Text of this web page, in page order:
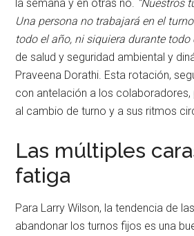
la semana y en otras no. “Nuestros
Una persona no trabajará en el
todo el año, ni siquiera durante todo
de salud y seguridad ambiental y
Praveena Dorathi. Esta rotación,
con antelación a los colaboradores,
al cambio de turno y a sus ritmos
Las múltiples
fatiga
Para Larry Wilson, la tendencia de
abandonar los turnos fijos es una